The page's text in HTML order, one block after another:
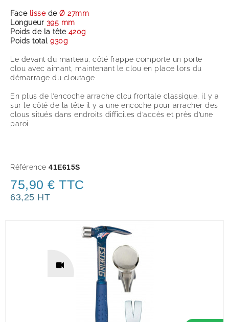
Face lisse de Ø 27mm
Longueur 395 mm
Poids de la tête 420g
Poids total 930g
Le devant du marteau, côté frappe comporte un porte
clou avec aimant, maintenant le clou en place lors du
démarrage du cloutage
En plus de l’encoche arrache clou frontale classique, il y a
sur le côté de la tête il y a une encoche pour arracher des
clous situés dans endroits difficiles d’accès et près d’une
paroi
Référence 41E615S
75,90 € TTC
63,25 HT